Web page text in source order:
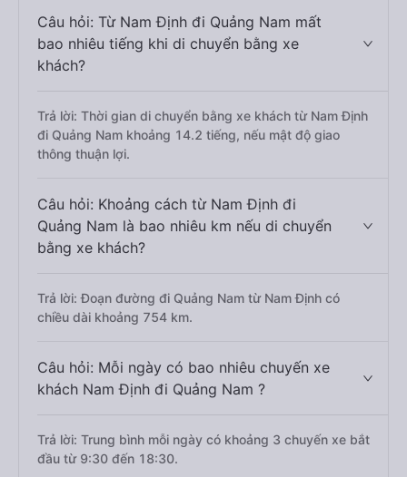
Câu hỏi: Từ Nam Định đi Quảng Nam mất
bao nhiêu tiếng khi di chuyển bằng xe
khách?
Trả lời: Thời gian di chuyển bằng xe khách từ Nam Định
đi Quảng Nam khoảng 14.2 tiếng, nếu mật độ giao
thông thuận lợi.
Câu hỏi: Khoảng cách từ Nam Định đi
Quảng Nam là bao nhiêu km nếu di chuyển
bằng xe khách?
Trả lời: Đoạn đường đi Quảng Nam từ Nam Định có
chiều dài khoảng 754 km.
Câu hỏi: Mỗi ngày có bao nhiêu chuyến xe
khách Nam Định đi Quảng Nam ?
Trả lời: Trung bình mỗi ngày có khoảng 3 chuyến xe bắt
đầu từ 9:30 đến 18:30.